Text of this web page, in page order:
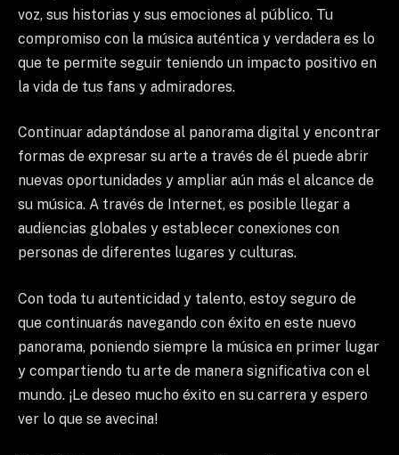
voz, sus historias y sus emociones al público. Tu
compromiso con la música auténtica y verdadera es lo
que te permite seguir teniendo un impacto positivo en
la vida de tus fans y admiradores.
Continuar adaptándose al panorama digital y encontrar
formas de expresar su arte a través de él puede abrir
nuevas oportunidades y ampliar aún más el alcance de
su música. A través de Internet, es posible llegar a
audiencias globales y establecer conexiones con
personas de diferentes lugares y culturas.
Con toda tu autenticidad y talento, estoy seguro de
que continuarás navegando con éxito en este nuevo
panorama, poniendo siempre la música en primer lugar
y compartiendo tu arte de manera significativa con el
mundo. ¡Le deseo mucho éxito en su carrera y espero
ver lo que se avecina!